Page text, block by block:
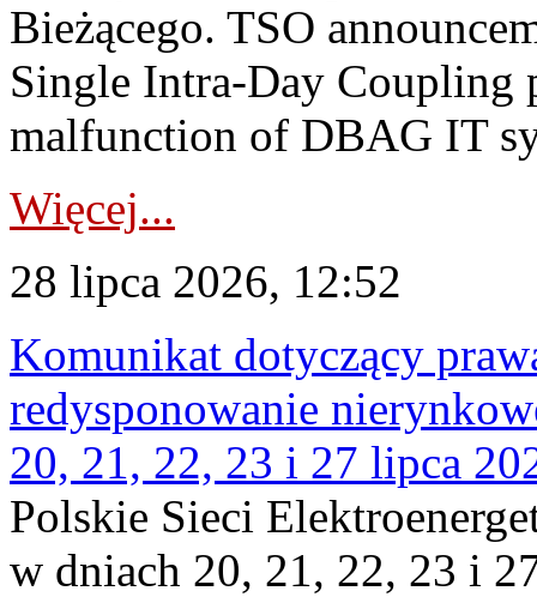
Bieżącego. TSO
Single Intra-Day Coupling
malfunction of DBAG IT
Więcej...
28 lipca 2026, 12:52
Komunikat dotyczący
redysponowanie
20, 21, 22, 23 i 27 lipca
Polskie Sieci
w dniach 20, 21, 22, 23 i